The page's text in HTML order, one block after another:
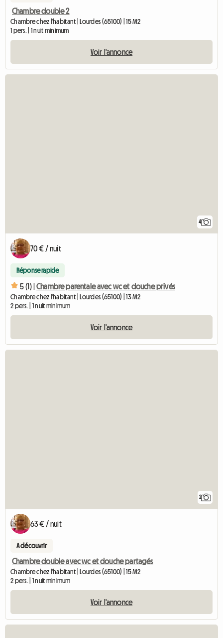
Chambre double 2
Chambre chez l'habitant | Lourdes (65100) | 15 M2
1 pers. | 1 nuit minimum
Voir l'annonce
4
70 € / nuit
Réponse rapide
5 (1) | Chambre parentale avec wc et douche privés
Chambre chez l'habitant | Lourdes (65100) | 13 M2
2 pers. | 1 nuit minimum
Voir l'annonce
2
63 € / nuit
A découvrir
Chambre double avec wc et douche partagés
Chambre chez l'habitant | Lourdes (65100) | 15 M2
2 pers. | 1 nuit minimum
Voir l'annonce